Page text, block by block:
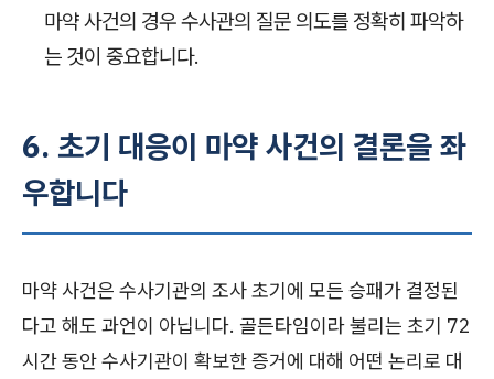
마약 사건의 경우 수사관의 질문 의도를 정확히 파악하
는 것이 중요합니다.
6. 초기 대응이 마약 사건의 결론을 좌
우합니다
마약 사건은 수사기관의 조사 초기에 모든 승패가 결정된
다고 해도 과언이 아닙니다. 골든타임이라 불리는 초기 72
시간 동안 수사기관이 확보한 증거에 대해 어떤 논리로 대